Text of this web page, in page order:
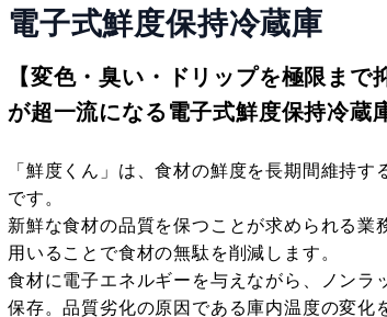
電子式鮮度保持冷蔵庫
【変色・臭い・ドリップを極限ま
が超一流になる電子式鮮度保持冷蔵
「鮮度くん」は、食材の鮮度を長期間維持
です。
新鮮な食材の品質を保つことが求められる
用いることで食材の無駄を削減します。
食材に電子エネルギーを与えながら、ノン
保存。品質劣化の原因である庫内温度の変